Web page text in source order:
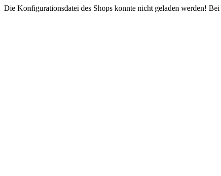
Die Konfigurationsdatei des Shops konnte nicht geladen werden!